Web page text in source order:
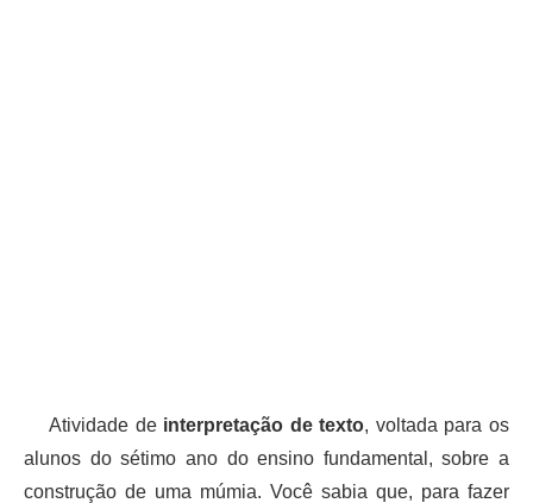
Atividade de interpretação de texto, voltada para os
alunos do sétimo ano do ensino fundamental, sobre a
construção de uma múmia. Você sabia que, para fazer